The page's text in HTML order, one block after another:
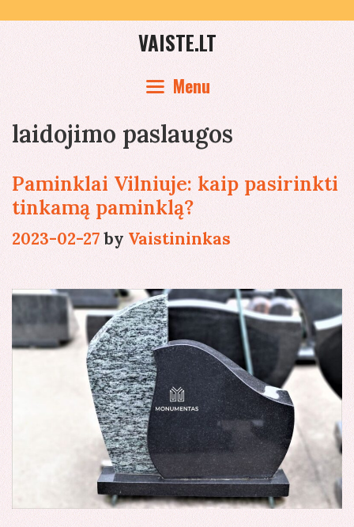
content
VAISTE.LT
Menu
laidojimo paslaugos
Paminklai Vilniuje: kaip pasirinkti
tinkamą paminklą?
2023-02-27by Vaistininkas